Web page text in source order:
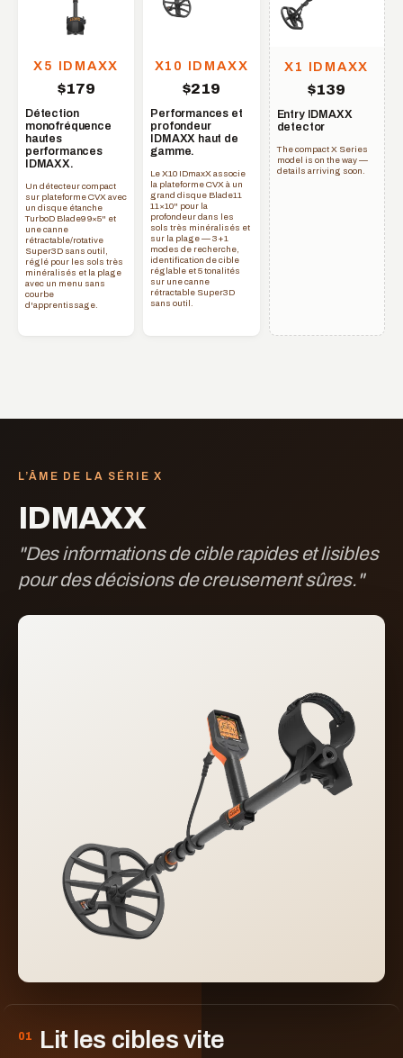
X5 IDMAXX
$179
Détection
monofréquence
hautes
performances
IDMAXX.
Un détecteur compact
sur plateforme CVX avec
un disque étanche
TurboD Blade9 9×5" et
une canne
rétractable/rotative
Super3D sans outil,
réglé pour les sols très
minéralisés et la plage
avec un menu sans
courbe
d'apprentissage.
X10 IDMAXX
$219
Performances et
profondeur
IDMAXX haut de
gamme.
Le X10 IDmaxX associe
la plateforme CVX à un
grand disque Blade11
11×10" pour la
profondeur dans les
sols très minéralisés et
sur la plage — 3+1
modes de recherche,
identification de cible
réglable et 5 tonalités
sur une canne
rétractable Super3D
sans outil.
X1 IDMAXX
$139
Entry IDMAXX
detector
The compact X Series
model is on the way —
details arriving soon.
L’ÂME DE LA SÉRIE X
IDMAXX
"Des informations de cible rapides et lisibles
pour des décisions de creusement sûres."
01 Lit les cibles vite